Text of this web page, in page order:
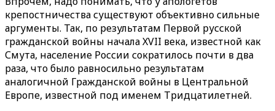
крепостничества существуют объективно сильные
аргументы. Так, по результатам Первой русской
гражданской войны начала XVII века, известной как
Смута, население России сократилось почти в два
раза, что было равносильно результатам
аналогичной Гражданской войны в Центральной
Европе, известной под именем Тридцатилетней.